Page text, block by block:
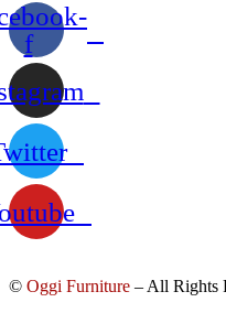
f
© Oggi Furniture – All Rights